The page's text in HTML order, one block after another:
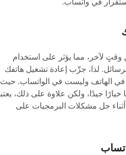
في واتساب.
وقتٍ لآخر، مما يؤثر على استخدام
لذا، جرِّب إعادة تشغيل هاتفك
في الهاتف وليست في الواتساب. حيث
خيارًا جيدًا، ولكن علاوة على ذلك،
حل مشكلات البرمجيات على